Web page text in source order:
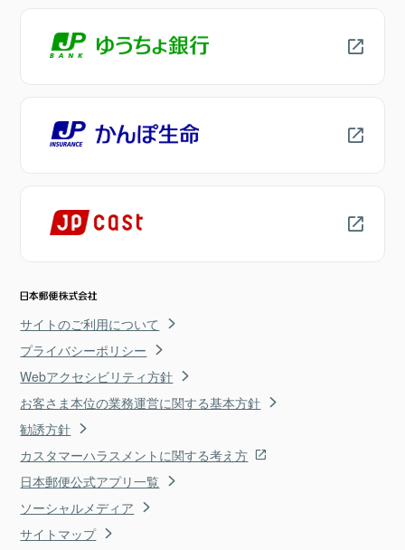
サイトのご利用について
プライバシーポリシー
Webアクセシビリティ方針
お客さま本位の業務運営に関する基本方針
勧誘方針
カスタマーハラスメントに関する考え方
日本郵便公式アプリ一覧
ソーシャルメディア
サイトマップ